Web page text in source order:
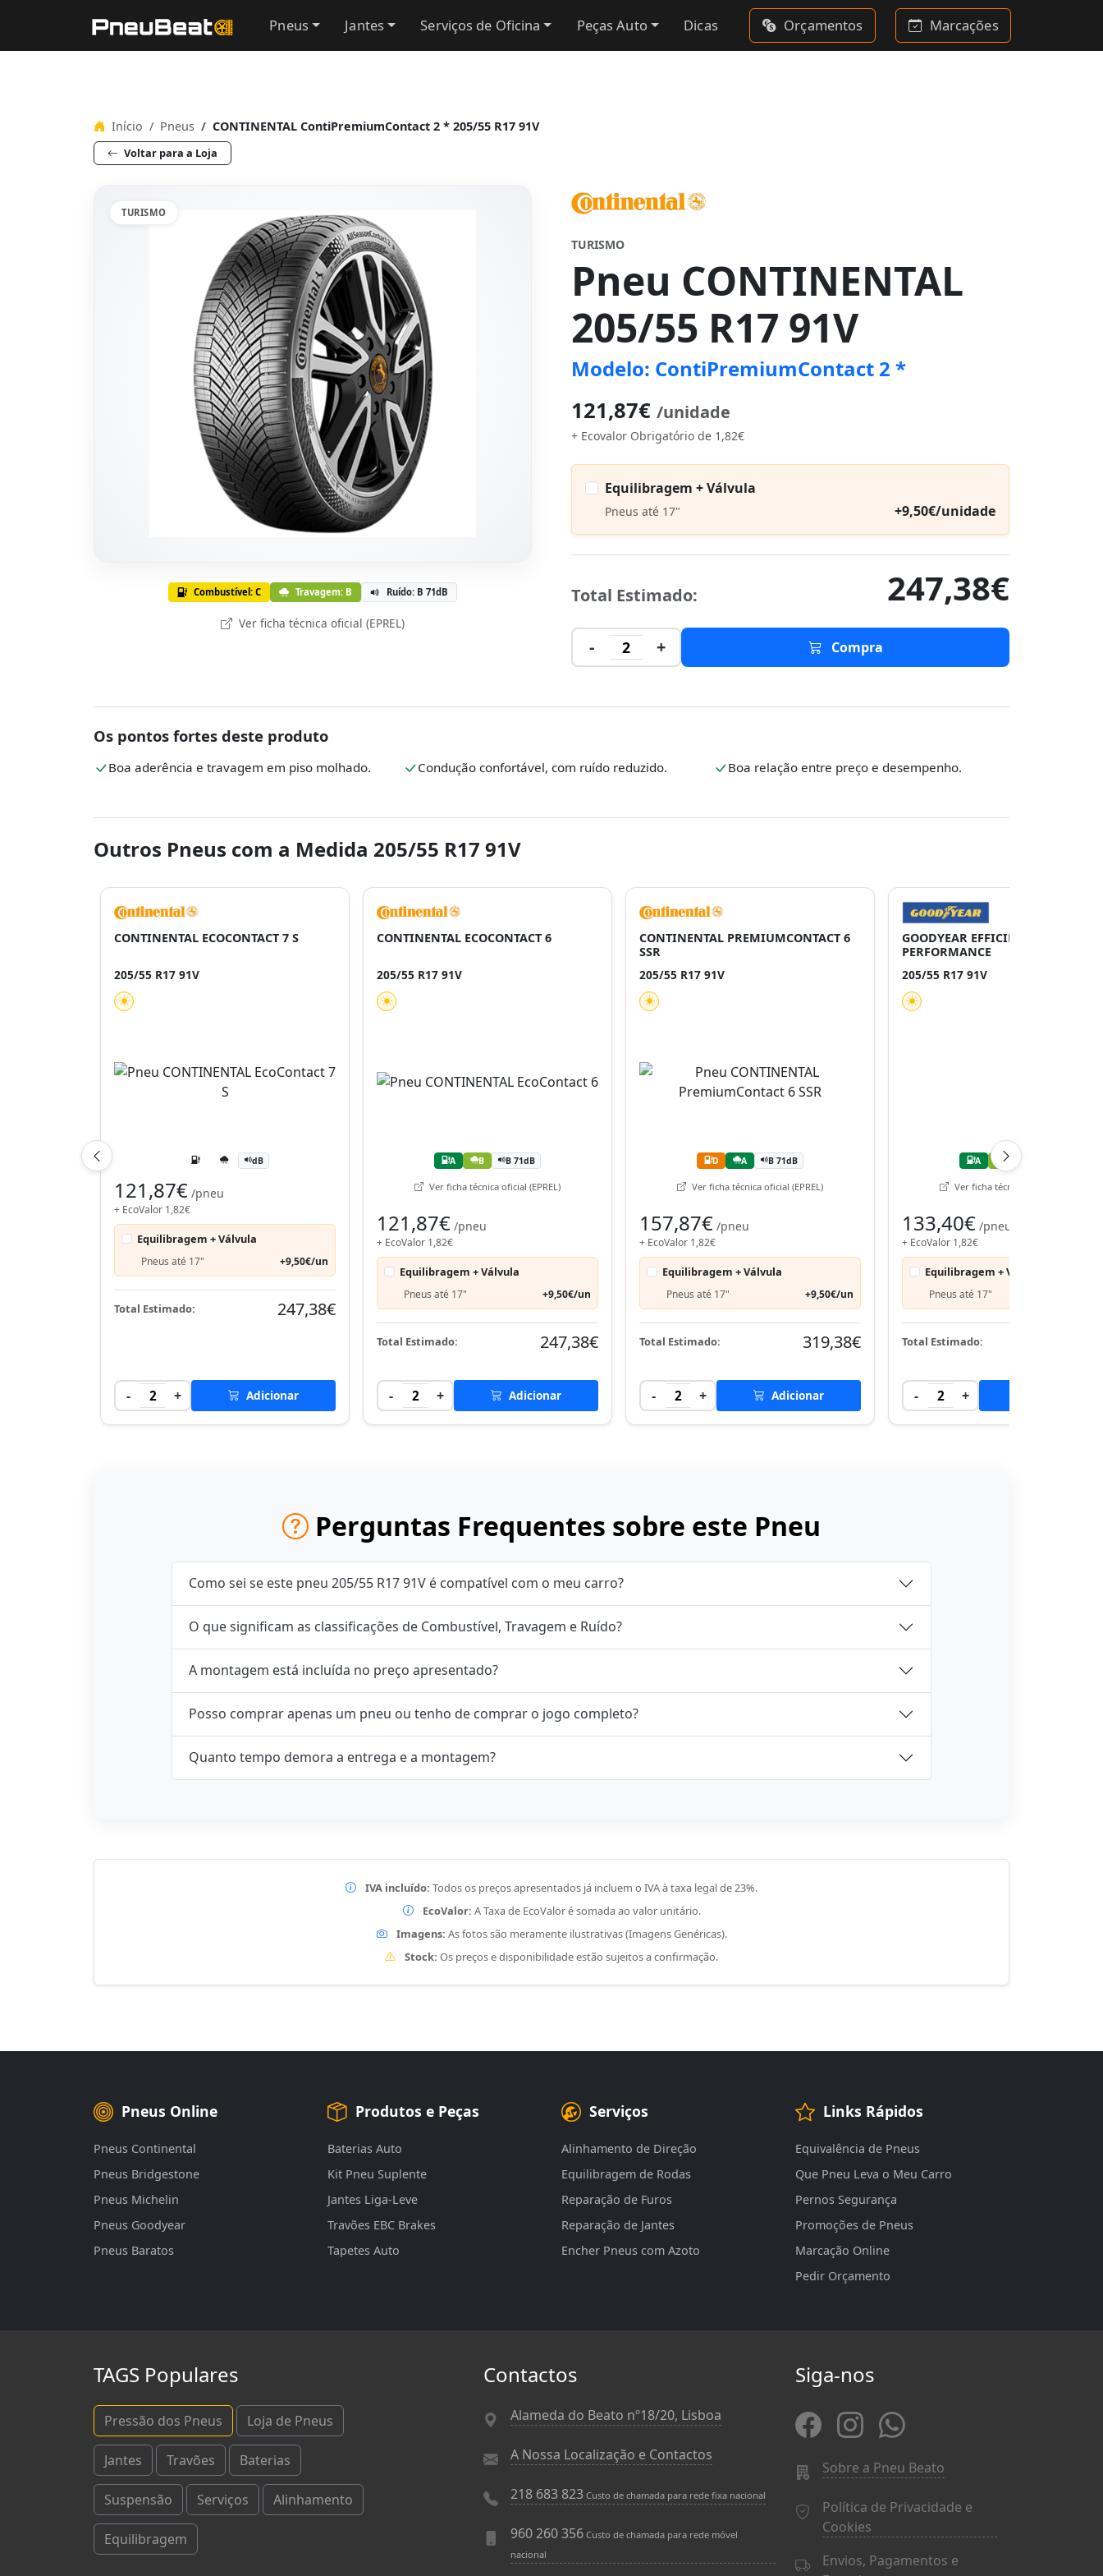
Pneus Jantes Serviços de Oficina Peças Auto Dicas Orçamentos Marcações
Início Pneus CONTINENTAL ContiPremiumContact 2 * 205/55 R17 91V
Voltar para a Loja
TURISMO
Combustível: C Travagem: B Ruído: B 71dB
Ver ficha técnica oficial (EPREL)
TURISMO
Pneu CONTINENTAL
205/55 R17 91V
Modelo: ContiPremiumContact 2 *
121,87€ /unidade
+ Ecovalor Obrigatório de 1,82€
Equilibragem + Válvula
Pneus até 17" +9,50€/unidade
Total Estimado: 247,38€
- 2 + Compra
Os pontos fortes deste produto
Boa aderência e travagem em piso molhado. Condução confortável, com ruído reduzido. Boa relação entre preço e desempenho.
Outros Pneus com a Medida 205/55 R17 91V
CONTINENTAL ECOCONTACT 7 S
205/55 R17 91V
dB
121,87€ /pneu
+ EcoValor 1,82€
Equilibragem + Válvula
Pneus até 17" +9,50€/un
Total Estimado: 247,38€
- 2 + Adicionar
CONTINENTAL ECOCONTACT 6
205/55 R17 91V
A B B 71dB
Ver ficha técnica oficial (EPREL)
121,87€ /pneu
+ EcoValor 1,82€
Equilibragem + Válvula
Pneus até 17" +9,50€/un
Total Estimado: 247,38€
- 2 + Adicionar
CONTINENTAL PREMIUMCONTACT 6
SSR
205/55 R17 91V
D A B 71dB
Ver ficha técnica oficial (EPREL)
157,87€ /pneu
+ EcoValor 1,82€
Equilibragem + Válvula
Pneus até 17" +9,50€/un
Total Estimado: 319,38€
- 2 + Adicionar
GOODYEAR EFFICIENTGRIP
PERFORMANCE
205/55 R17 91V
A B
Ver ficha técnica oficial (EPREL)
133,40€ /pneu
+ EcoValor 1,82€
Equilibragem + Válvula
Pneus até 17"
Total Estimado:
- 2 +
Perguntas Frequentes sobre este Pneu
Como sei se este pneu 205/55 R17 91V é compatível com o meu carro?
O que significam as classificações de Combustível, Travagem e Ruído?
A montagem está incluída no preço apresentado?
Posso comprar apenas um pneu ou tenho de comprar o jogo completo?
Quanto tempo demora a entrega e a montagem?
IVA incluído: Todos os preços apresentados já incluem o IVA à taxa legal de 23%.
EcoValor: A Taxa de EcoValor é somada ao valor unitário.
Imagens: As fotos são meramente ilustrativas (Imagens Genéricas).
Stock: Os preços e disponibilidade estão sujeitos a confirmação.
Pneus Online
Pneus Continental
Pneus Bridgestone
Pneus Michelin
Pneus Goodyear
Pneus Baratos
Produtos e Peças
Baterias Auto
Kit Pneu Suplente
Jantes Liga-Leve
Travões EBC Brakes
Tapetes Auto
Serviços
Alinhamento de Direção
Equilibragem de Rodas
Reparação de Furos
Reparação de Jantes
Encher Pneus com Azoto
Links Rápidos
Equivalência de Pneus
Que Pneu Leva o Meu Carro
Pernos Segurança
Promoções de Pneus
Marcação Online
Pedir Orçamento
TAGS Populares
Pressão dos Pneus Loja de Pneus
Jantes Travões Baterias
Suspensão Serviços Alinhamento
Equilibragem
Contactos
Alameda do Beato nº18/20, Lisboa
A Nossa Localização e Contactos
218 683 823 Custo de chamada para rede fixa nacional
960 260 356 Custo de chamada para rede móvel
nacional
Siga-nos
Sobre a Pneu Beato
Política de Privacidade e
Cookies
Envios, Pagamentos e